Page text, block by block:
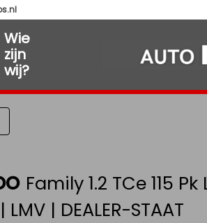
Wie
zijn
wij?
Family 1.2 TCe 115
| DEALER-STAAT